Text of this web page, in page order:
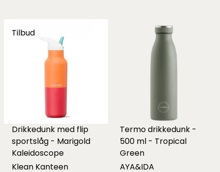
Tilbud
Drikkedunk med flip
sportslåg - Marigold
Kaleidoscope
Klean Kanteen
Termo drikkedunk -
500 ml - Tropical
Green
AYA&IDA